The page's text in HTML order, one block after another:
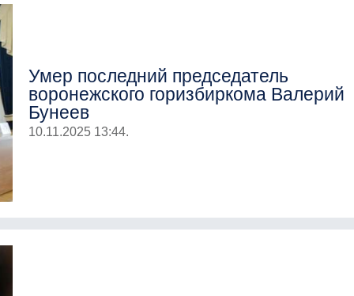
Умер последний председатель
воронежского горизбиркома Валерий
Бунеев
10.11.2025 13:44.